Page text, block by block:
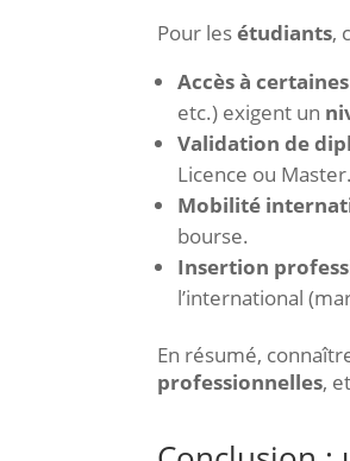
Pour lesétudiants,
Accès à
etc.) exigent un
Validation de
Licence ou Master.
Mobilité
bourse.
Insertion
l’international
En résumé,
professionnelles,